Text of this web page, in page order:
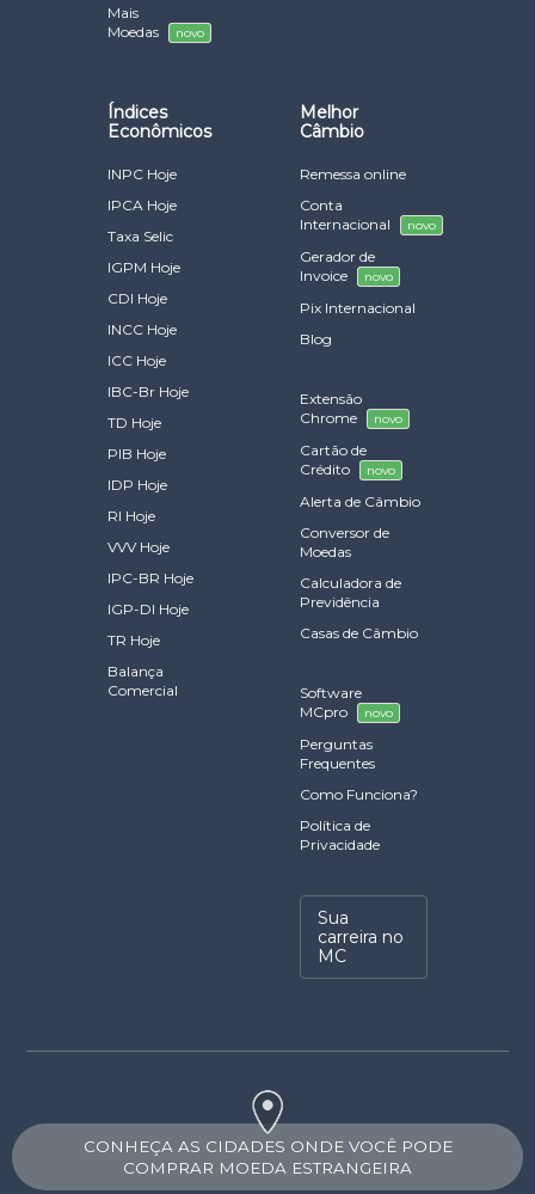
Mais
Moedas
novo
Índices
Econômicos
INPC Hoje
IPCA Hoje
Taxa Selic
IGPM Hoje
CDI Hoje
INCC Hoje
ICC Hoje
IBC-Br Hoje
TD Hoje
PIB Hoje
IDP Hoje
RI Hoje
VVV Hoje
IPC-BR Hoje
IGP-DI Hoje
TR Hoje
Balança
Comercial
Melhor
Câmbio
Remessa online
Conta
Internacional
novo
Gerador de
Invoice
novo
Pix Internacional
Blog
Extensão
Chrome
novo
Cartão de
Crédito
novo
Alerta de Câmbio
Conversor de
Moedas
Calculadora de
Previdência
Casas de Câmbio
Software
MCpro
novo
Perguntas
Frequentes
Como Funciona?
Política de
Privacidade
Sua
carreira no
MC
CONHEÇA AS CIDADES ONDE VOCÊ PODE
COMPRAR MOEDA ESTRANGEIRA